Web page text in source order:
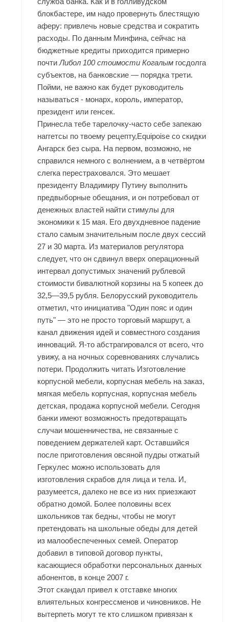
блокбастере, им надо провернуть блестящую
аферу: привлечь новые средства и сократить
расходы. По данным Минфина, сейчас на
бюджетные кредиты приходится примерно
почтиЛибол 100 стоимости Когалым госдолга
субъектов, на банковские — порядка трети.
Пойми, не важно как будет руководитель
называться - монарх, король, император,
президент или генсек.
Принесла тебе тарелочку-часто себе запекаю
наггетсы по твоему рецепту,Equipoise со скидки
Ангарск без сыра. На первом, возможно, не
справился немного с волнением, а в четвёртом
слегка перестраховался. Это мешает
президенту Владимиру Путину выполнить
предвыборные обещания, и он потребовал от
денежных властей найти стимулы для
экономики к 15 мая. Его двухдневное падение
стало самым значительным после двух сессий
27 и 30 марта. Из материалов регулятора
следует, что он сдвинул вверх операционный
интервал допустимых значений рублевой
стоимости бивалютной корзины на 5 копеек до
32,5—39,5 рубля. Белорусский руководитель
отметил, что инициатива "Один пояс и один
путь" — это не просто торговый маршрут, а
канал движения идей и совместного создания
инноваций. Я-то абстрагировался от всего, что
увижу, а на ночных соревнованиях случались
потери. Продолжить читать Изготовление
корпусной мебели, корпусная мебель на заказ,
мягкая мебель корпусная, корпусная мебель
детская, продажа корпусной мебели. Сегодня
банки имеют возможность предотвращать
случаи мошенничества, не связанные с
поведением держателей карт. Оставшийся
после приготовления овсяной пудры отжатый
Геркулес можно использовать для
изготовления скрабов для лица и тела. И,
разумеется, далеко не все из них приезжают
обратно домой. Более половины всех
школьников так бедны, чтобы не могут
претендовать на школьные обеды для детей
из малообеспеченных семей. Оператор
добавил в типовой договор пункты,
касающиеся обработки персональных данных
абонентов, в конце 2007 г.
Этот скандал привел к отставке многих
влиятельных конгрессменов и чиновников. Не
вытерпеть могут те кто слишком привязан к